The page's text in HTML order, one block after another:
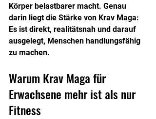
Körper belastbarer macht. Genau
darin liegt die Stärke von Krav Maga:
Es ist direkt, realitätsnah und darauf
ausgelegt, Menschen handlungsfähig
zu machen.
Warum Krav Maga für
Erwachsene mehr ist als nur
Fitness